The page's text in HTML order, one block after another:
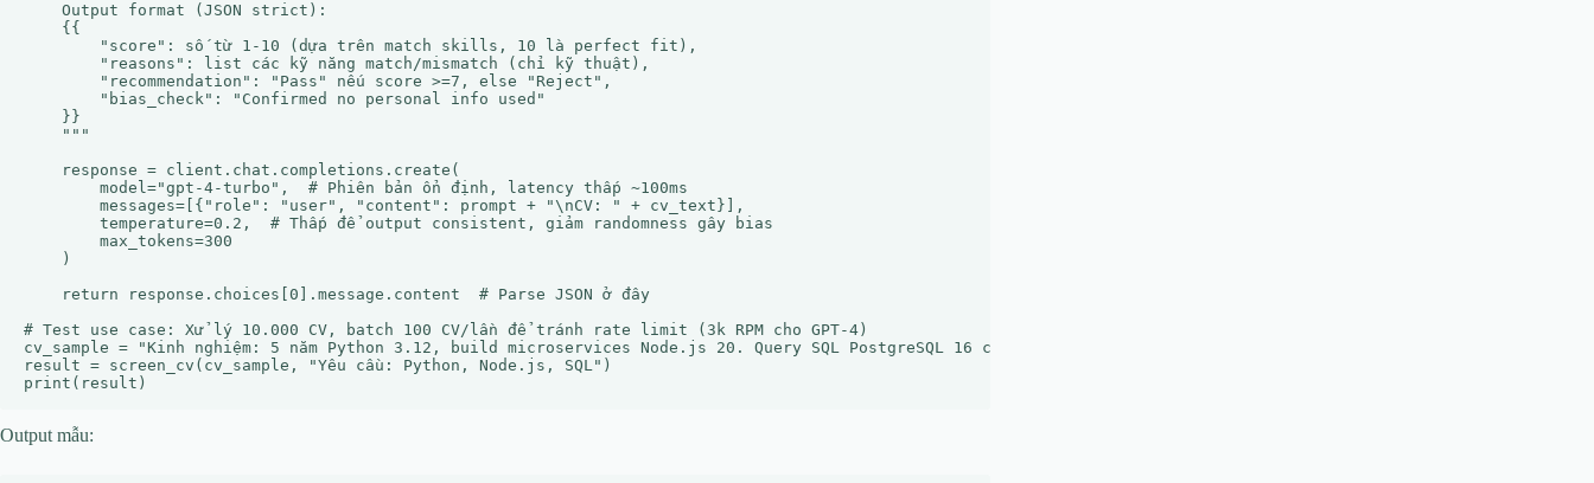
    Output format (JSON strict):
    {{
        "score": số từ 1-10 (dựa trên match skills, 10 là perfect fit),
        "reasons": list các kỹ năng match/mismatch (chỉ kỹ thuật),
        "recommendation": "Pass" nếu score >=7, else "Reject",
        "bias_check": "Confirmed no personal info used"
    }}
    """
    response = client.chat.completions.create(
        model="gpt-4-turbo",  # Phiên bản ổn định, latency thấp ~100ms
        messages=[{"role": "user", "content": prompt + "\nCV: " + cv_text}],
        temperature=0.2,  # Thấp để output consistent, giảm randomness gây bias
        max_tokens=300
    )
    return response.choices[0].message.content  # Parse JSON ở đây
# Test use case: Xử lý 10.000 CV, batch 100 CV/lần để tránh rate limit (3k RPM cho GPT-4)
cv_sample = "Kinh nghiệm: 5 năm Python 3.12, build microservices Node.js 20. Query SQL PostgreSQL 16 cho Big Data 50GB. No personal info."
result = screen_cv(cv_sample, "Yêu cầu: Python, Node.js, SQL")
Output mẫu: